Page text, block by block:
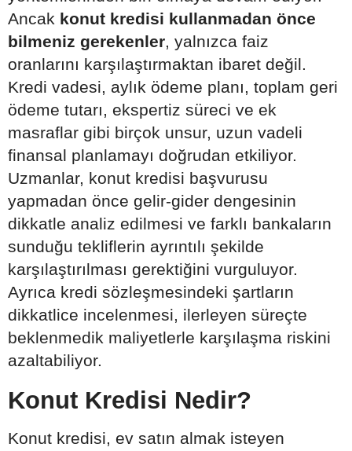
Ancak konut kredisi kullanmadan önce
bilmeniz gerekenler, yalnızca faiz
oranlarını karşılaştırmaktan ibaret değil.
Kredi vadesi, aylık ödeme planı, toplam geri
ödeme tutarı, ekspertiz süreci ve ek
masraflar gibi birçok unsur, uzun vadeli
finansal planlamayı doğrudan etkiliyor.
Uzmanlar, konut kredisi başvurusu
yapmadan önce gelir-gider dengesinin
dikkatle analiz edilmesi ve farklı bankaların
sunduğu tekliflerin ayrıntılı şekilde
karşılaştırılması gerektiğini vurguluyor.
Ayrıca kredi sözleşmesindeki şartların
dikkatlice incelenmesi, ilerleyen süreçte
beklenmedik maliyetlerle karşılaşma riskini
azaltabiliyor.
Konut Kredisi Nedir?
Konut kredisi, ev satın almak isteyen